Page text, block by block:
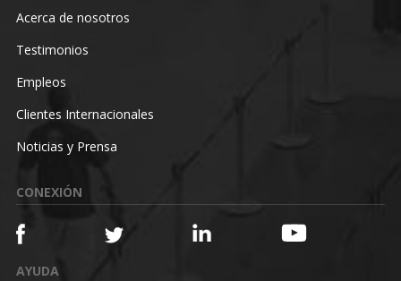
Acerca de nosotros
Testimonios
Empleos
Clientes Internacionales
Noticias y Prensa
CONEXIÓN
AYUDA